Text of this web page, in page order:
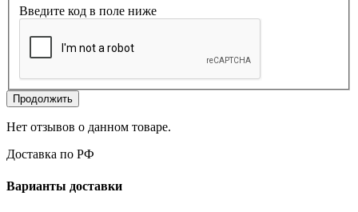
Введите код в поле ниже
Продолжить
Нет отзывов о данном товаре.
Доставка по РФ
Варианты доставки